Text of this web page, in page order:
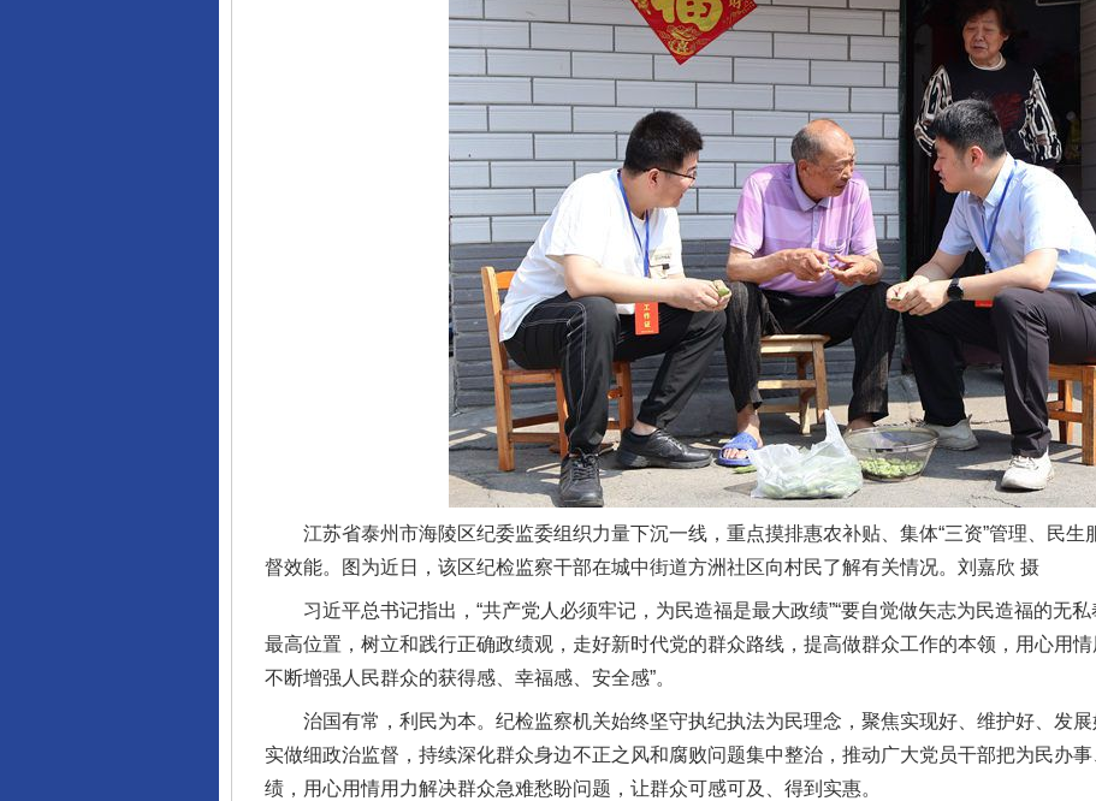
江苏省泰州市海陵区纪委监委组织力量下沉一线，重点摸排惠农补贴、集体“三资”管理、民生
督效能。图为近日，该区纪检监察干部在城中街道方洲社区向村民了解有关情况。刘嘉欣 摄
习近平总书记指出，“共产党人必须牢记，为民造福是最大政绩”“要自觉做矢志为民造福的无私
最高位置，树立和践行正确政绩观，走好新时代党的群众路线，提高做群众工作的本领，用心用情
不断增强人民群众的获得感、幸福感、安全感”。
治国有常，利民为本。纪检监察机关始终坚守执纪执法为民理念，聚焦实现好、维护好、发展
实做细政治监督，持续深化群众身边不正之风和腐败问题集中整治，推动广大党员干部把为民办
绩，用心用情用力解决群众急难愁盼问题，让群众可感可及、得到实惠。